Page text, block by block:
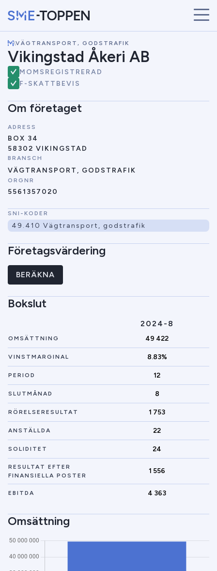
START
ÅRETS VINNARE
BRANSCHER
SÖK
NYHETER
\VÄGTRANSPORT, GODSTRAFIK
Vikingstad Åkeri AB
MOMSREGISTRERAD
F-SKATTBEVIS
Om företaget
ADRESS
BOX 34
58302 VIKINGSTAD
BRANSCH
VÄGTRANSPORT, GODSTRAFIK
ORGNR
5561357020
SNI-KODER
49.410 Vägtransport, godstrafik
Företagsvärdering
BERÄKNA
Bokslut
2024-8
OMSÄTTNING 49 422
VINSTMARGINAL 8.83%
PERIOD 12
SLUTMÅNAD 8
RÖRELSERESULTAT 1 753
ANSTÄLLDA 22
SOLIDITET 24
RESULTAT EFTER
FINANSIELLA POSTER
1 556
EBITDA 4 363
Omsättning